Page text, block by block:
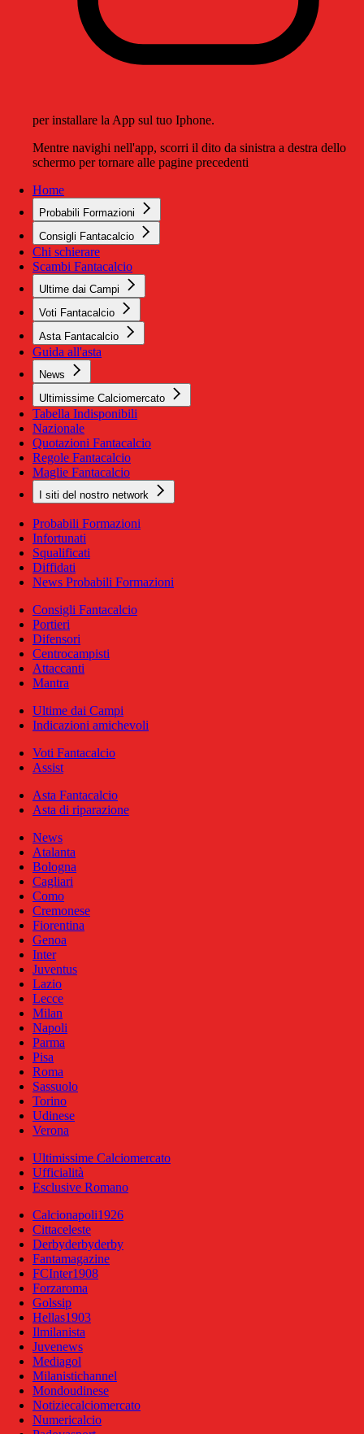
per installare la App sul tuo Iphone.
Mentre navighi nell'app, scorri il dito da sinistra a destra dello
schermo per tornare alle pagine precedenti
Home
Probabili Formazioni
Consigli Fantacalcio
Chi schierare
Scambi Fantacalcio
Ultime dai Campi
Voti Fantacalcio
Asta Fantacalcio
Guida all'asta
News
Ultimissime Calciomercato
Tabella Indisponibili
Nazionale
Quotazioni Fantacalcio
Regole Fantacalcio
Maglie Fantacalcio
I siti del nostro network
Probabili Formazioni
Infortunati
Squalificati
Diffidati
News Probabili Formazioni
Consigli Fantacalcio
Portieri
Difensori
Centrocampisti
Attaccanti
Mantra
Ultime dai Campi
Indicazioni amichevoli
Voti Fantacalcio
Assist
Asta Fantacalcio
Asta di riparazione
News
Atalanta
Bologna
Cagliari
Como
Cremonese
Fiorentina
Genoa
Inter
Juventus
Lazio
Lecce
Milan
Napoli
Parma
Pisa
Roma
Sassuolo
Torino
Udinese
Verona
Ultimissime Calciomercato
Ufficialità
Esclusive Romano
Calcionapoli1926
Cittaceleste
Derbyderbyderby
Fantamagazine
FCInter1908
Forzaroma
Golssip
Hellas1903
Ilmilanista
Juvenews
Mediagol
Milanistichannel
Mondoudinese
Notiziecalciomercato
Numericalcio